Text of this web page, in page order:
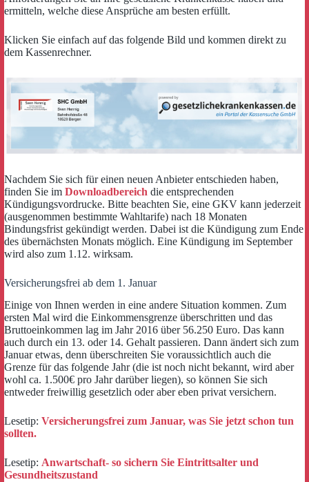
ermitteln, welche diese Ansprüche am besten erfüllt.
Klicken Sie einfach auf das folgende Bild und kommen direkt zu
dem Kassenrechner.
Nachdem Sie sich für einen neuen Anbieter entschieden haben,
finden Sie im Downloadbereich die entsprechenden
Kündigungsvordrucke. Bitte beachten Sie, eine GKV kann jederzeit
(ausgenommen bestimmte Wahltarife) nach 18 Monaten
Bindungsfrist gekündigt werden. Dabei ist die Kündigung zum Ende
des übernächsten Monats möglich. Eine Kündigung im September
wird also zum 1.12. wirksam.
Versicherungsfrei ab dem 1. Januar
Einige von Ihnen werden in eine andere Situation kommen. Zum
ersten Mal wird die Einkommensgrenze überschritten und das
Bruttoeinkommen lag im Jahr 2016 über 56.250 Euro. Das kann
auch durch ein 13. oder 14. Gehalt passieren. Dann ändert sich zum
Januar etwas, denn überschreiten Sie voraussichtlich auch die
Grenze für das folgende Jahr (die ist noch nicht bekannt, wird aber
wohl ca. 1.500€ pro Jahr darüber liegen), so können Sie sich
entweder freiwillig gesetzlich oder aber eben privat versichern.
Lesetip: Versicherungsfrei zum Januar, was Sie jetzt schon tun
sollten.
Lesetip: Anwartschaft- so sichern Sie Eintrittsalter und
Gesundheitszustand